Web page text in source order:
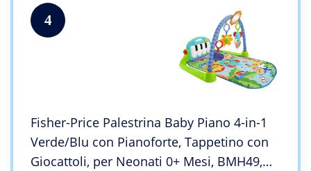
4
Fisher-Price Palestrina Baby Piano 4-in-1
Verde/Blu con Pianoforte, Tappetino con
Giocattoli, per Neonati 0+ Mesi, BMH49,